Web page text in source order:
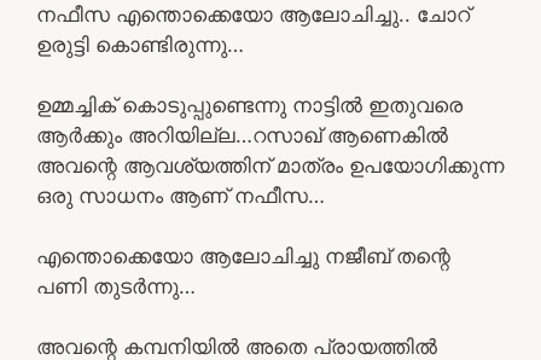
നഫീസ എന്തൊക്കെയോ ആലോചിച്ചു.. ചോറ്
ഉരുട്ടി കൊണ്ടിരുന്നു…
ഉമ്മച്ചിക് കൊടുപ്പുണ്ടെന്നു നാട്ടിൽ ഇതുവരെ
ആർക്കും അറിയില്ല…റസാഖ് ആണെകിൽ
അവന്റെ ആവശ്യത്തിന് മാത്രം ഉപയോഗിക്കുന്ന
ഒരു സാധനം ആണ് നഫീസ…
എന്തൊക്കെയോ ആലോചിച്ചു നജീബ് തന്റെ
പണി തുടർന്നു…
അവന്റെ കമ്പനിയിൽ അതെ പ്രായത്തിൽ